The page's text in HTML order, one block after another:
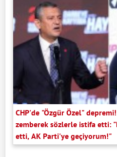
CHP'de "Özgür Özel"
zemberek sözlerle istifa etti:
etti, AK Parti'ye geçiyorum!"